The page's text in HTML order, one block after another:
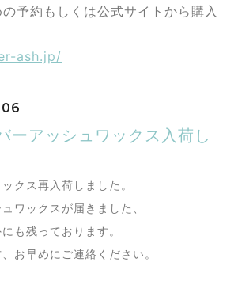
予約もしくは公式サイトから購入
ash.jp/
ーアッシュワックス入荷し
クス再入荷しました。
ワックスが届きました、
も残っております。
お早めにご連絡ください。